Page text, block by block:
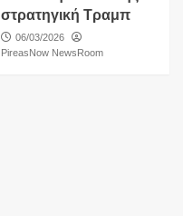
στρατηγική Τραμπ
06/03/2026
PireasNow NewsRoom